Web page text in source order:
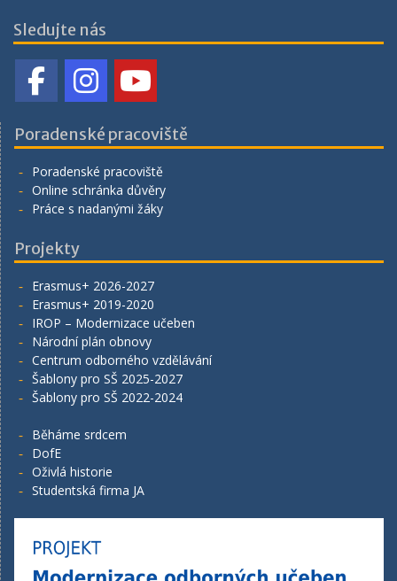
Sledujte nás
Poradenské pracoviště
Poradenské pracoviště
Online schránka důvěry
Práce s nadanými žáky
Projekty
Erasmus+ 2026-2027
Erasmus+ 2019-2020
IROP – Modernizace učeben
Národní plán obnovy
Centrum odborného vzdělávání
Šablony pro SŠ 2025-2027
Šablony pro SŠ 2022-2024
Běháme srdcem
DofE
Oživlá historie
Studentská firma JA